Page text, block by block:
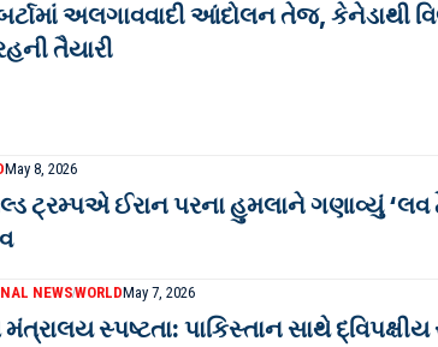
અલગાવવાદી આંદોલન તેજ, કેનેડાથી
તૈયારી
May 8, 2026
ટ્રમ્પએ ઈરાન પરના હુમલાને ગણાવ્યું
NEWSWORLDMay 7, 2026
સ્પષ્ટતા: પાકિસ્તાન સાથે